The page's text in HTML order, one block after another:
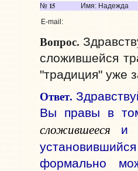
№15
Имя: Надежда
E-mail:
Вопрос.
сложившейся
"традиция" уже
Ответ.
Вы правы в
сложившееся и
формально